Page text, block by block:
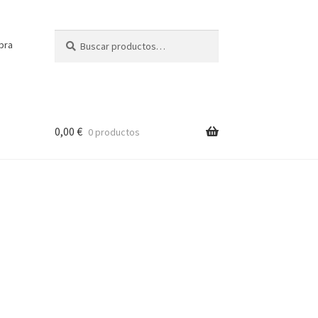
por:
0,00 € 0 productos